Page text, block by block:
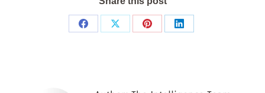
Share
Share
Share
Share